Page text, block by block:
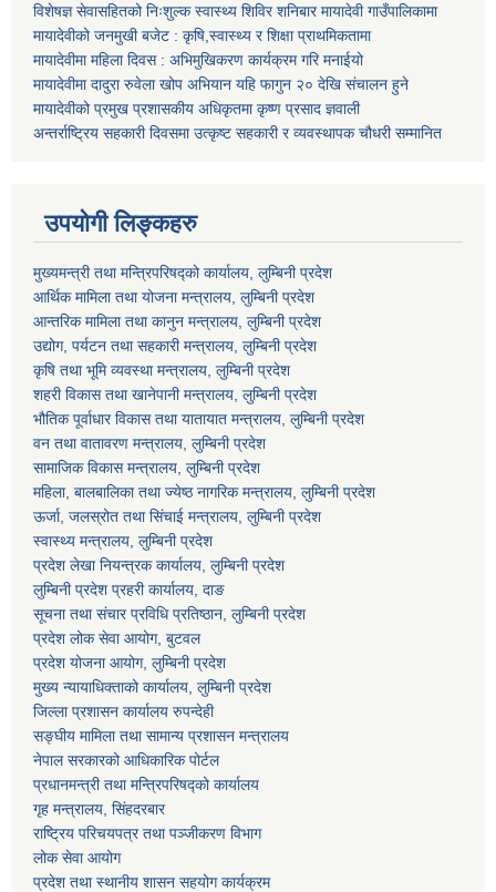
विशेषज्ञ सेवासहितको निःशुल्क स्वास्थ्य शिविर शनिबार मायादेवी गाउँपालिकामा
मायादेवीको जनमुखी बजेट : कृषि,स्वास्थ्य र शिक्षा प्राथमिकतामा
मायादेवीमा महिला दिवस : अभिमुखिकरण कार्यक्रम गरि मनाईयो
मायादेवीमा दादुरा रुवेला खोप अभियान यहि फागुन २० देखि संचालन हुने
मायादेवीको प्रमुख प्रशासकीय अधिकृतमा कृष्ण प्रसाद ज्ञवाली
अन्तर्राष्ट्रिय सहकारी दिवसमा उत्कृष्ट सहकारी र व्यवस्थापक चौधरी सम्मानित
उपयोगी लिङ्कहरु
मुख्यमन्त्री तथा मन्त्रिपरिषद्को कार्यालय, लुम्बिनी प्रदेश
आर्थिक मामिला तथा योजना मन्त्रालय, लुम्बिनी प्रदेश
आन्तरिक मामिला तथा कानुन मन्त्रालय, लुम्बिनी प्रदेश
उद्योग, पर्यटन तथा सहकारी मन्त्रालय, लुम्बिनी प्रदेश
कृषि तथा भूमि व्यवस्था मन्त्रालय, लुम्बिनी प्रदेश
शहरी विकास तथा खानेपानी मन्त्रालय, लुम्बिनी प्रदेश
भौतिक पूर्वाधार विकास तथा यातायात मन्त्रालय, लुम्बिनी प्रदेश
वन तथा वातावरण मन्त्रालय, लुम्बिनी प्रदेश
सामाजिक विकास मन्त्रालय, लुम्बिनी प्रदेश
महिला, बालबालिका तथा ज्येष्ठ नागरिक मन्त्रालय, लुम्बिनी प्रदेश
ऊर्जा, जलस्रोत तथा सिंचाई मन्त्रालय, लुम्बिनी प्रदेश
स्वास्थ्य मन्त्रालय, लुम्बिनी प्रदेश
प्रदेश लेखा नियन्त्रक कार्यालय, लुम्बिनी प्रदेश
लुम्बिनी प्रदेश प्रहरी कार्यालय, दाङ
सूचना तथा संचार प्रविधि प्रतिष्ठान, लुम्बिनी प्रदेश
प्रदेश लोक सेवा आयोग, बुटवल
प्रदेश योजना आयोग, लुम्बिनी प्रदेश
मुख्य न्यायाधिक्ताको कार्यालय, लुम्बिनी प्रदेश
जिल्ला प्रशासन कार्यालय रुपन्देही
सङ्घीय मामिला तथा सामान्य प्रशासन मन्त्रालय
नेपाल सरकारको आधिकारिक पोर्टल
प्रधानमन्त्री तथा मन्त्रिपरिषद्को कार्यालय
गृह मन्त्रालय, सिंहदरबार
राष्ट्रिय परिचयपत्र तथा पञ्जीकरण विभाग
लोक सेवा आयोग
प्रदेश तथा स्थानीय शासन सहयोग कार्यक्रम